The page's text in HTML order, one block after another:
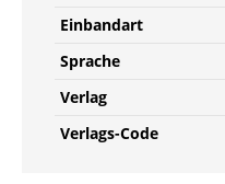
Einbandart
Sprache
Verlag
Verlags-Code